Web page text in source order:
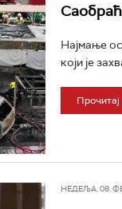
Најмање
који је
Прочитај
НЕДЕЉА, 08.